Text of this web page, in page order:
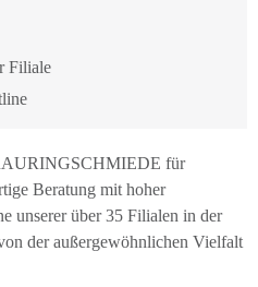
Filiale
für
Beratung mit hoher
unserer über 35 Filialen in der
der außergewöhnlichen Vielfalt